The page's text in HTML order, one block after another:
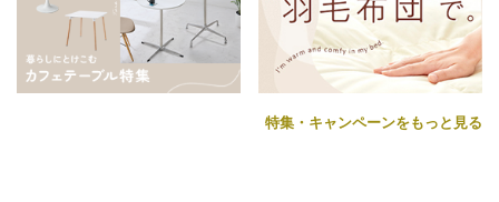
特集・キャンペーンをもっと見る